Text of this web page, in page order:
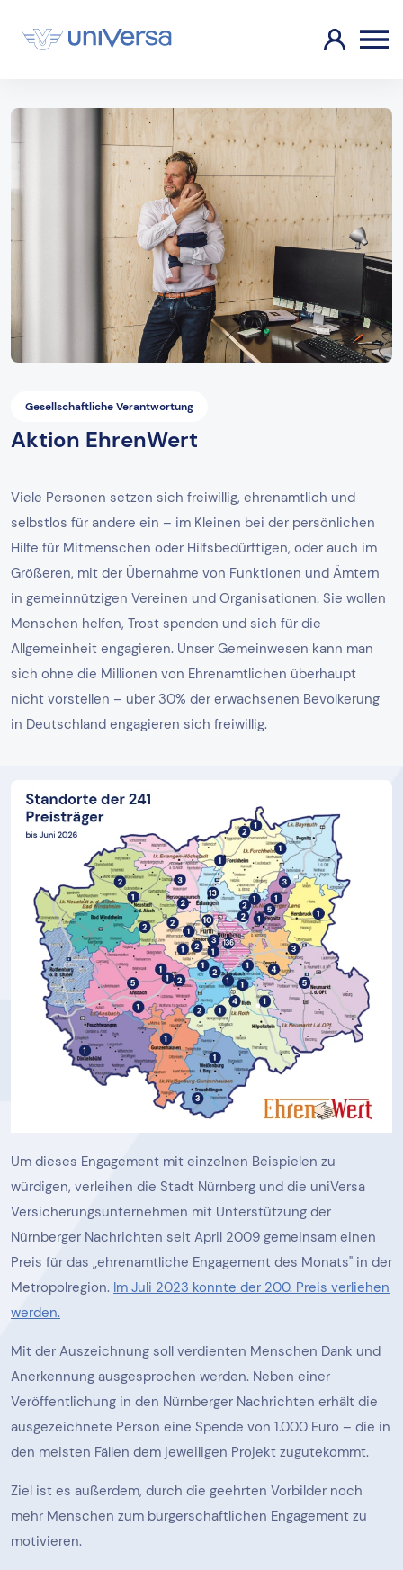
Gesellschaftliche Verantwortung
Aktion EhrenWert
Viele Personen setzen sich freiwillig, ehrenamtlich und
selbstlos für andere ein – im Kleinen bei der persönlichen
Hilfe für Mitmenschen oder Hilfsbedürftigen, oder auch im
Größeren, mit der Übernahme von Funktionen und Ämtern
in gemeinnützigen Vereinen und Organisationen. Sie wollen
Menschen helfen, Trost spenden und sich für die
Allgemeinheit engagieren. Unser Gemeinwesen kann man
sich ohne die Millionen von Ehrenamtlichen überhaupt
nicht vorstellen – über 30% der erwachsenen Bevölkerung
in Deutschland engagieren sich freiwillig.
Um dieses Engagement mit einzelnen Beispielen zu
würdigen, verleihen die Stadt Nürnberg und die uniVersa
Versicherungsunternehmen mit Unterstützung der
Nürnberger Nachrichten seit April 2009 gemeinsam einen
Preis für das „ehrenamtliche Engagement des Monats" in der
Metropolregion. Im Juli 2023 konnte der 200. Preis verliehen
werden.
Mit der Auszeichnung soll verdienten Menschen Dank und
Anerkennung ausgesprochen werden. Neben einer
Veröffentlichung in den Nürnberger Nachrichten erhält die
ausgezeichnete Person eine Spende von 1.000 Euro – die in
den meisten Fällen dem jeweiligen Projekt zugutekommt.
Ziel ist es außerdem, durch die geehrten Vorbilder noch
mehr Menschen zum bürgerschaftlichen Engagement zu
motivieren.